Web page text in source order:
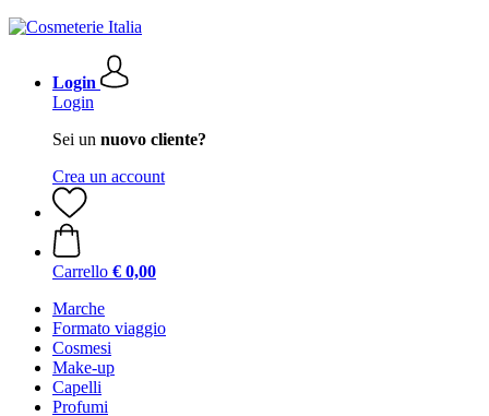
Login
Login
Sei un nuovo cliente?
Crea un account
Carrello € 0,00
Marche
Formato viaggio
Cosmesi
Make-up
Capelli
Profumi